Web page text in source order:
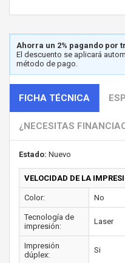
Ahorra un 2% pagando por
El descuento se aplicará
método de pago.
FICHA TÉCNICA
¿NECESITAS
Estado: Nuevo
VELOCIDAD DE LA
Color: No
Tecnología de
impresión:
Laser
Impresión
dúplex:
Si